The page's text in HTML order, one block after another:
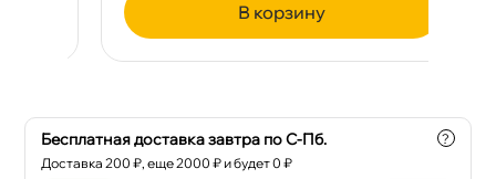
корзину
Бесплатная доставка завтра по С-Пб.
Доставка200 ₽, еще2000 ₽ и будет 0 ₽
?